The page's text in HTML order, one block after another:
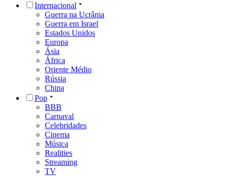
Internacional
Guerra na Ucrânia
Guerra em Israel
Estados Unidos
Europa
Ásia
África
Oriente Médio
Rússia
China
Pop
BBB
Carnaval
Celebridades
Cinema
Música
Realities
Streaming
TV